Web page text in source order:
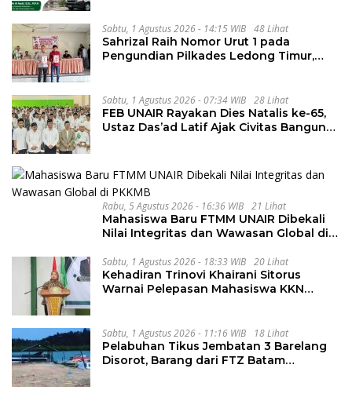
Sabtu, 1 Agustus 2026 - 14:15 WIB 48 Lihat
Sahrizal Raih Nomor Urut 1 pada
Pengundian Pilkades Ledong Timur,
Sabtu, 1 Agustus 2026 - 07:34 WIB 28 Lihat
FEB UNAIR Rayakan Dies Natalis ke-65,
Ustaz Das’ad Latif Ajak Civitas Bangun
Rabu, 5 Agustus 2026 - 16:36 WIB 21 Lihat
Mahasiswa Baru FTMM UNAIR Dibekali
Nilai Integritas dan Wawasan Global di
Sabtu, 1 Agustus 2026 - 18:33 WIB 20 Lihat
Kehadiran Trinovi Khairani Sitorus
Warnai Pelepasan Mahasiswa KKN
Sabtu, 1 Agustus 2026 - 11:16 WIB 18 Lihat
Pelabuhan Tikus Jembatan 3 Barelang
Disorot, Barang dari FTZ Batam